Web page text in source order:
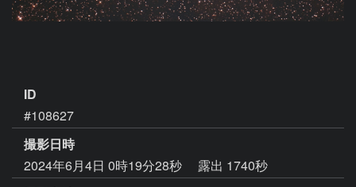
ID
#108627
撮影日時
2024年6月4日 0時19分28秒
露出 1740秒